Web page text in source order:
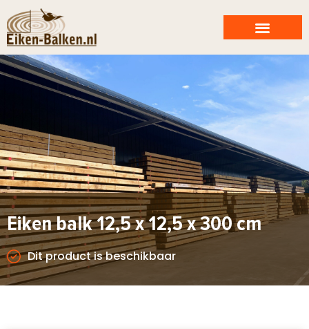
Eiken balk 12,5 x 12,5 x 300 cm
Dit product is beschikbaar